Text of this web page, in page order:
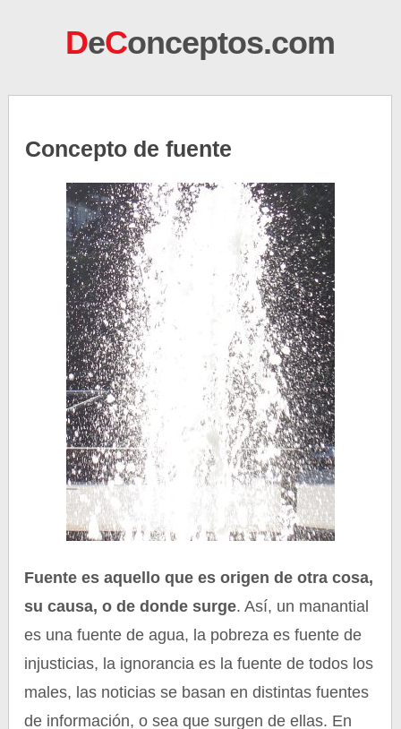
DeConceptos.com
Concepto de fuente
Fuente es aquello que es origen de otra cosa,
su causa, o de donde surge. Así, un manantial
es una fuente de agua, la pobreza es fuente de
injusticias, la ignorancia es la fuente de todos los
males, las noticias se basan en distintas fuentes
de información, o sea que surgen de ellas. En